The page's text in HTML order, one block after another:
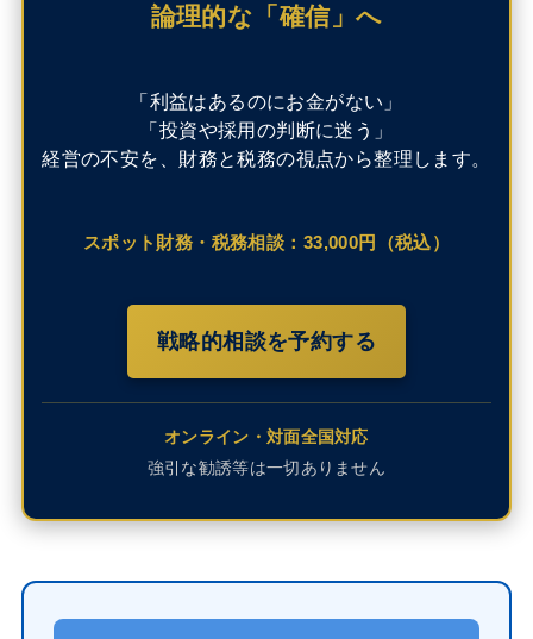
論理的な「確信」へ
「利益はあるのにお金がない」
「投資や採用の判断に迷う」
経営の不安を、財務と税務の視点から整理します。
スポット財務・税務相談：33,000円（税込）
戦略的相談を予約する
オンライン・対面全国対応
強引な勧誘等は一切ありません